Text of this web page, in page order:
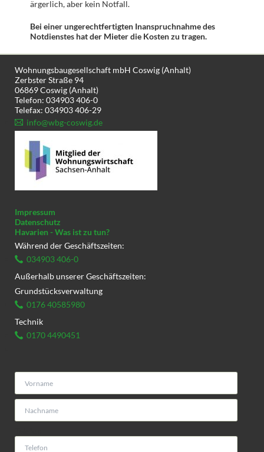
ärgerlich, aber kein Notfall.
Bei einer ungerechtfertigten Inanspruchnahme des
Notdienstes hat der Mieter die Kosten zu tragen.
Wohnungsbaugesellschaft mbH Coswig (Anhalt)
Zerbster Straße 94
06869 Coswig (Anhalt)
Telefon: 034903 406-0
Telefax: 034903 406-29
info@wbg-coswig.de
Impressum
Datenschutz
Havarien - Was ist zu tun?
Während der Geschäftszeiten:
034903 406-0
Außerhalb unserer Geschäftszeiten:
Grundstücksverwaltung
0176 40585980
Technik
0170 4490451